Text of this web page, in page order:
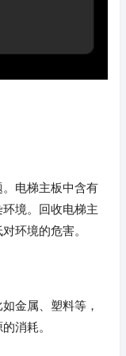
电梯主板中含有
境。回收电梯主
环境的危害。
金属、塑料等，
消耗。